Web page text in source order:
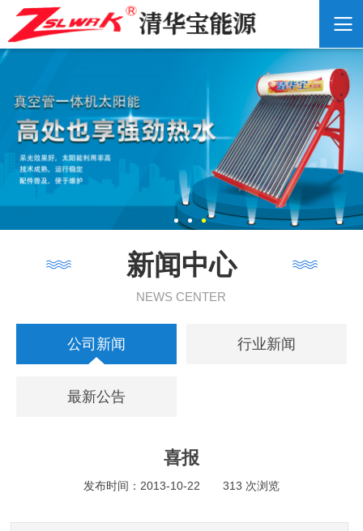
新闻中心
NEWS CENTER
公司新闻 行业新闻
最新公告
喜报
发布时间：2013-10-22 313 次浏览